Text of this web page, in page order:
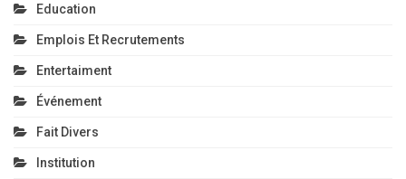
Education
Emplois Et Recrutements
Entertaiment
Événement
Fait Divers
Institution